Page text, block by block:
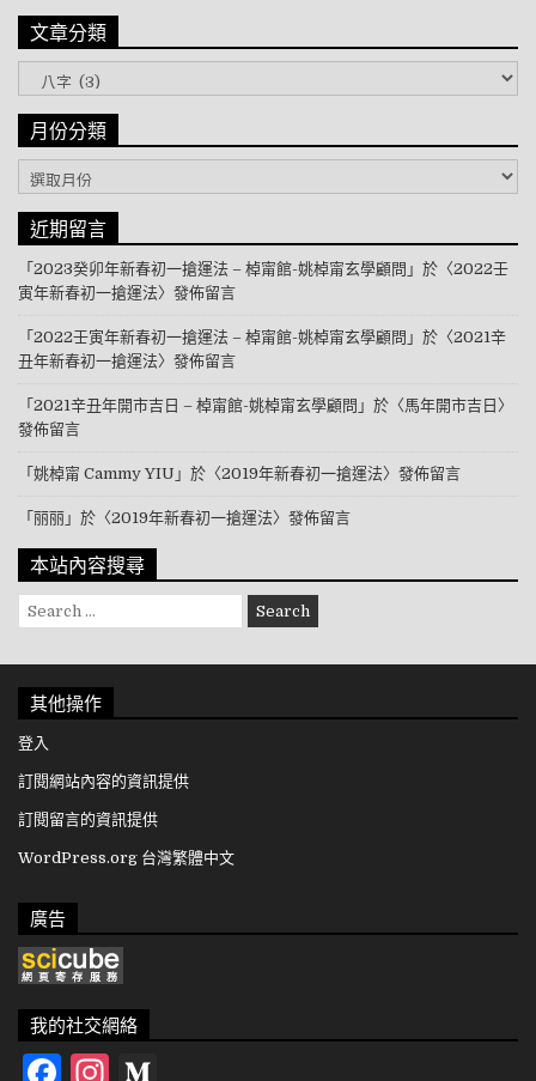
文章分類
文章分類
月份分類
月份分類
近期留言
「 2023癸卯年新春初一搶運法 – 棹甯館-姚棹甯玄學顧問 」於〈2022壬
寅年新春初一搶運法〉發佈留言
「 2022壬寅年新春初一搶運法 – 棹甯館-姚棹甯玄學顧問 」於〈2021辛
丑年新春初一搶運法〉發佈留言
「 2021辛丑年開市吉日 – 棹甯館-姚棹甯玄學顧問 」於〈馬年開市吉日 〉
發佈留言
「 姚棹甯 Cammy YIU 」於〈2019年新春初一搶運法〉發佈留言
「 丽丽 」於〈2019年新春初一搶運法〉發佈留言
本站內容搜尋
Search for:
其他操作
登入
訂閱網站內容的資訊提供
訂閱留言的資訊提供
WordPress.org 台灣繁體中文
廣告
我的社交網絡